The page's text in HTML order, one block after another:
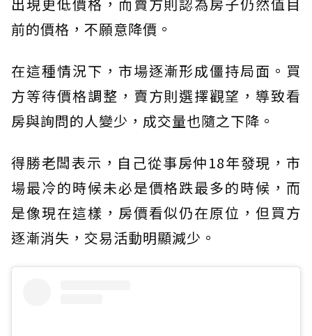
前的價格，不願意降價。
在這種情況下，市場逐漸形成僵持局面。買
方等待價格調整，賣方則選擇觀望，導致看
房與詢問的人變少，成交量也隨之下降。
得勝老闆表示，自己從事房仲18年發現，市
場最冷的時候未必是價格跌最多的時候，而
是像現在這樣，房價看似仍在原位，但買方
逐漸消失，交易活動明顯減少。